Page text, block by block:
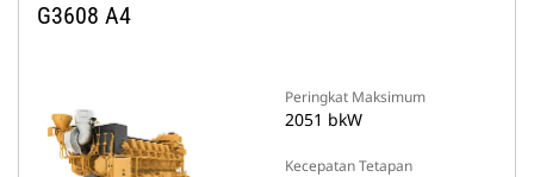
G3608 A4
Peringkat Maksimum
2051 bkW
Kecepatan Tetapan